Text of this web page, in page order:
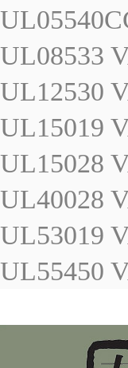
UL08533
UL12530
UL15019
UL15028
UL40028
UL53019
UL55450